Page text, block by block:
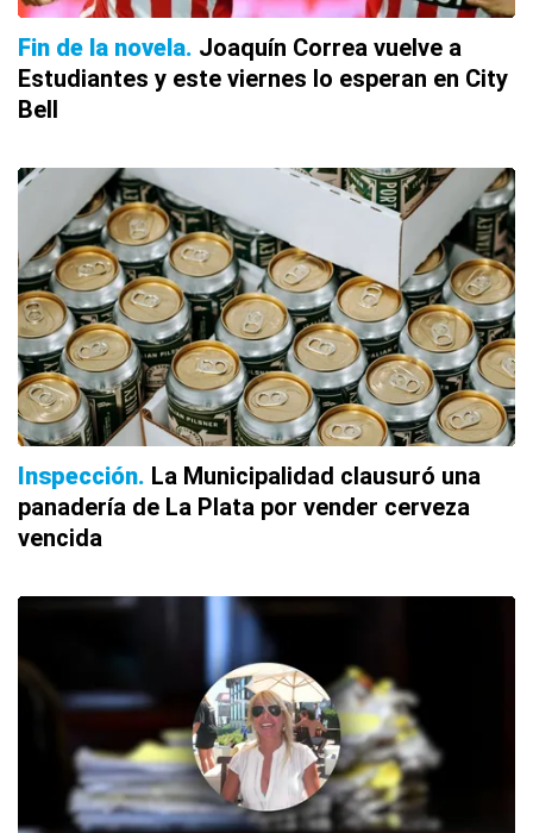
Fin de la novela Joaquín Correa vuelve a
Estudiantes y este viernes lo esperan en City
Bell
Inspección La Municipalidad clausuró una
panadería de La Plata por vender cerveza
vencida